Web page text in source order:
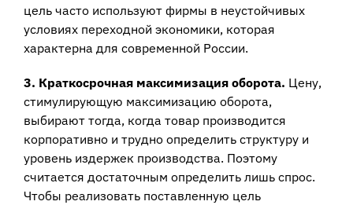
цель часто используют фирмы в неустойчивых
условиях переходной экономики, которая
характерна для современной России.
3. Краткосрочная максимизация оборота. Цену,
стимулирующую максимизацию оборота,
выбирают тогда, когда товар производится
корпоративно и трудно определить структуру и
уровень издержек производства. Поэтому
считается достаточным определить лишь спрос.
Чтобы реализовать поставленную цель